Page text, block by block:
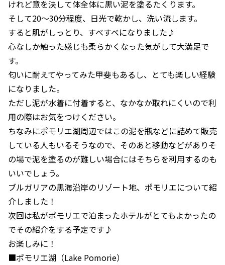
けれど意を決して体全体に黒い泥を塗るたくります。
そして20〜30分程度、日光で乾かし、洗い流します。
すると肌がしっとり、すべすべになりました♪
心なしか触った感じも柔らかくなった気がして大満足で
す。
匂いに耐えてやってみた甲斐もあるし、とても楽しい経験
になりました。
ただし泥が水着に付着すると、なかなか取れにくいので利
用の際はお気をつけください。
ちなみにポモリエ湖周辺ではこの泥を瓶などに詰めて販売
している人もいるそうなので、そのあと移動などがありそ
の場で泥を塗るのが難しい場合にはそちらを利用するのも
いいでしょう。
ブルガリアの黒海沿岸のリゾート地、ポモリエについて紹
介しました！
次回は私がポモリエで泊まったホテルがとてもよかったの
でその紹介をする予定です♪
お楽しみに！
■ポモリエ湖（Lake Pomorie）